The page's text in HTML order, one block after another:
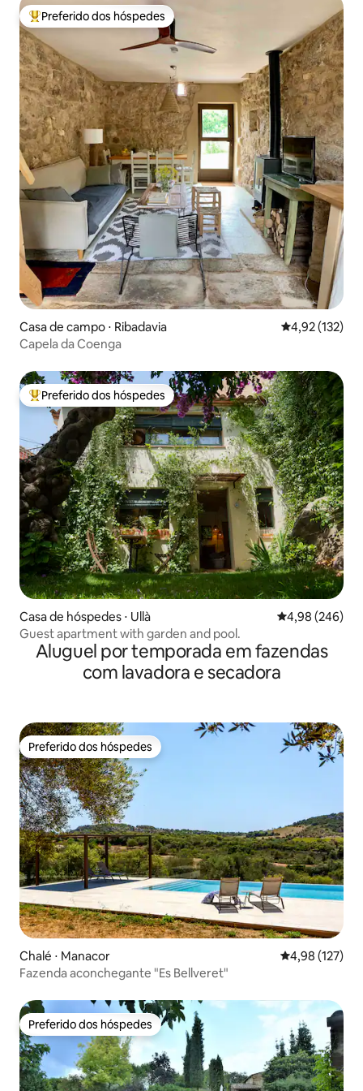
Entre os melhores preferidos dos hóspedes
Preferido dos hóspedes
Casa de campo ⋅ Ribadavia 4,92 de uma
4,92 (132)
Capela da Coenga
Entre os melhores preferidos dos hóspedes
Preferido dos hóspedes
Casa de hóspedes ⋅ Ullà 4,98 de uma
4,98 (246)
Guest apartment with garden and pool.
Aluguel por temporada em fazendas
com lavadora e secadora
Preferido dos hóspedes
Preferido dos hóspedes
Chalé ⋅ Manacor 4,98 de uma
4,98 (127)
Fazenda aconchegante "Es Bellveret"
Preferido dos hóspedes
Preferido dos hóspedes